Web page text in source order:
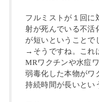
フルミストが１回に
射が死んでいる不活
が短いということで
→そうですね。これ
MRワクチンや水痘
弱毒化した本物がワ
持続時間が長いとい